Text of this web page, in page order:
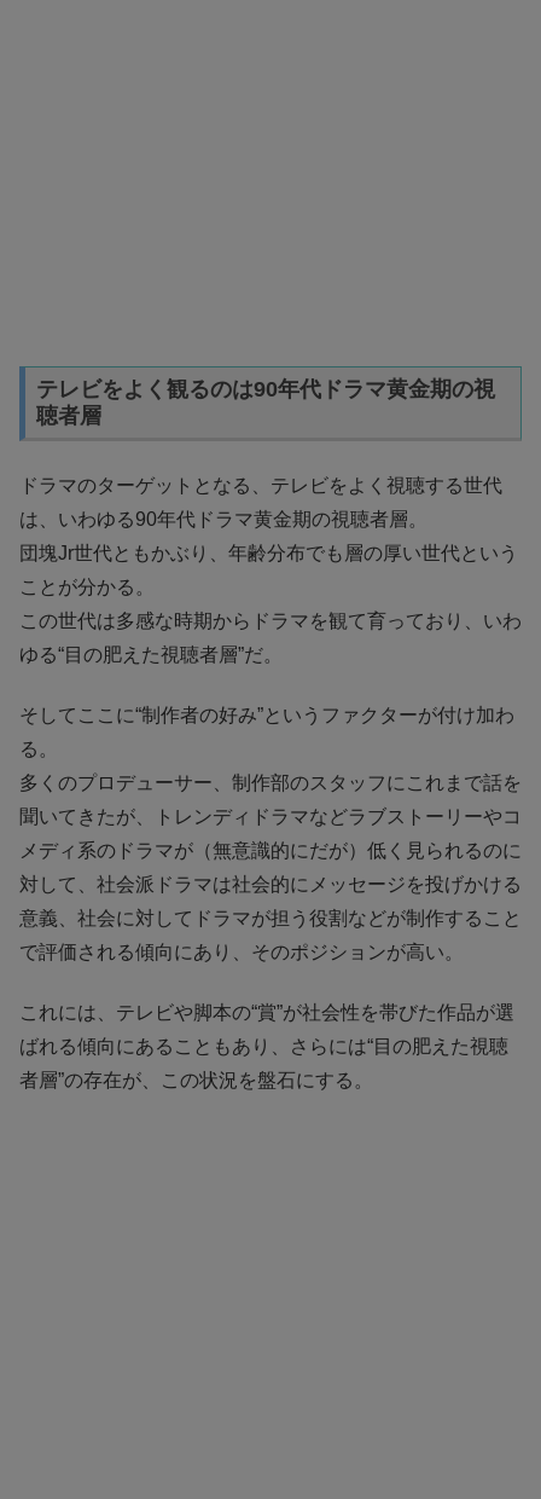
テレビをよく観るのは90年代ドラマ黄金期の視
聴者層
ドラマのターゲットとなる、テレビをよく視聴する世代
は、いわゆる90年代ドラマ黄金期の視聴者層。
団塊Jr世代ともかぶり、年齢分布でも層の厚い世代という
ことが分かる。
この世代は多感な時期からドラマを観て育っており、いわ
ゆる“目の肥えた視聴者層”だ。
そしてここに“制作者の好み”というファクターが付け加わ
る。
多くのプロデューサー、制作部のスタッフにこれまで話を
聞いてきたが、トレンディドラマなどラブストーリーやコ
メディ系のドラマが（無意識的にだが）低く見られるのに
対して、社会派ドラマは社会的にメッセージを投げかける
意義、社会に対してドラマが担う役割などが制作すること
で評価される傾向にあり、そのポジションが高い。
これには、テレビや脚本の“賞”が社会性を帯びた作品が選
ばれる傾向にあることもあり、さらには“目の肥えた視聴
者層”の存在が、この状況を盤石にする。